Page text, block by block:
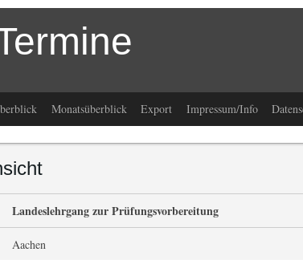
Monatsüberblick Export Impressum/Info
Landeslehrgang zur Prüfungsvorbereitung
Aachen